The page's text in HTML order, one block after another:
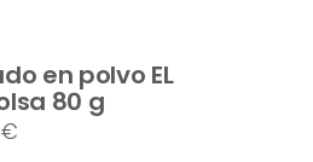
en polvo EL
80 g
€